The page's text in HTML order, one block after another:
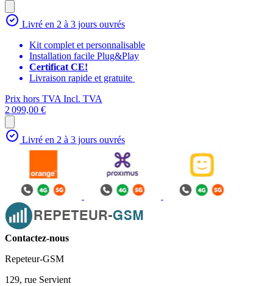
Livré en 2 à 3 jours ouvrés
Kit complet et personnalisable
Installation facile Plug&Play
Certificat CE!
Livraison rapide et gratuite
Prix hors TVAIncl. TVA
2 099,00 €
Livré en 2 à 3 jours ouvrés
Contactez-nous
Repeteur-GSM
129, rue Servient